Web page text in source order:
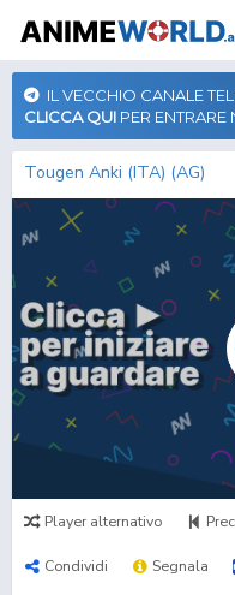
IL VECCHIO CANALE
CLICCA QUI PER
Tougen Anki (ITA) (AG)
Player alternativo
Condividi Segnala